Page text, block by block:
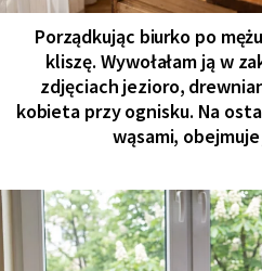
Porządkując biurko po
kliszę. Wywołałam ją w
zdjęciach jezioro,
kobieta przy ognisku. Na
wąsami,